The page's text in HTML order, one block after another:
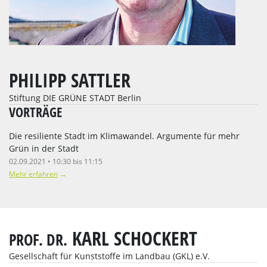
PHILIPP SATTLER
Stiftung DIE GRÜNE STADT Berlin
VORTRÄGE
Die resiliente Stadt im Klimawandel. Argumente für mehr
Grün in der Stadt
02.09.2021 • 10:30 bis 11:15
Mehr erfahren →
PROF. DR. KARL SCHOCKERT
Gesellschaft für Kunststoffe im Landbau (GKL) e.V.